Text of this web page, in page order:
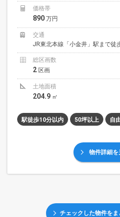
価格帯
890 万円
交通
JR東北本線「小金井」駅まで徒
総区画数
2 区画
土地面積
204.9 ㎡
駅徒歩10分以内 50坪以上 自
物件詳細を
チェックした物件を